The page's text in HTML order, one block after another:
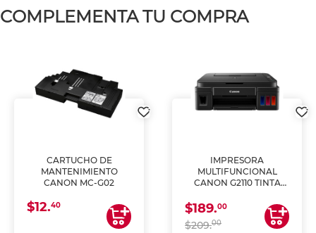
COMPLEMENTA TU COMPRA
CARTUCHO DE
MANTENIMIENTO
CANON MC-G02
$12.40
IMPRESORA
MULTIFUNCIONAL
CANON G2110 TINTA
$189.00
$209.00